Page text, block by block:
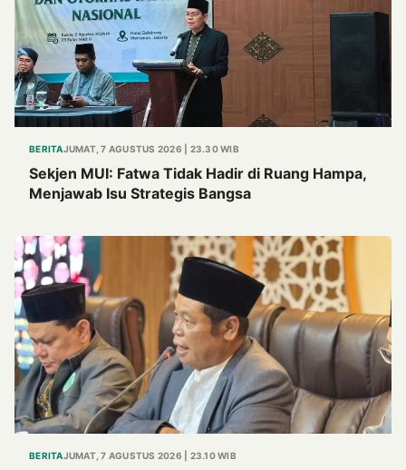
BERITAJUMAT, 7 AGUSTUS 2026 | 23.30 WIB
Sekjen MUI: Fatwa Tidak Hadir di Ruang Hampa,
Menjawab Isu Strategis Bangsa
BERITAJUMAT, 7 AGUSTUS 2026 | 23.10 WIB